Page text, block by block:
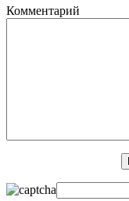
Комментарий